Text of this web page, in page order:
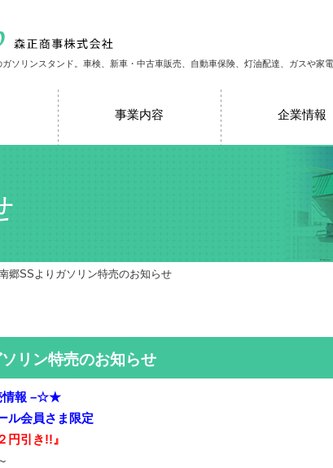
ソリンスタンド。車検、新車・中古車販売、自動車保険、灯油配達、ガスや家
事業内容 企業情報
郷SSよりガソリン特売のお知らせ
リン特売のお知らせ
情報 –☆★
ル会員さま限定
円引き!!』